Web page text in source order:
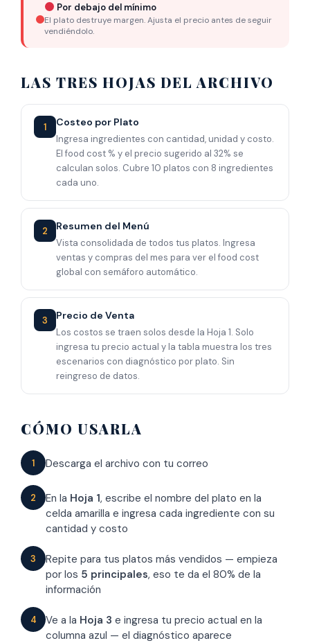
Por debajo del mínimo
El plato destruye margen. Ajusta el precio antes de seguir
vendiéndolo.
LAS TRES HOJAS DEL ARCHIVO
1 Costeo por Plato
Ingresa ingredientes con cantidad, unidad y costo.
El food cost % y el precio sugerido al 32% se
calculan solos. Cubre 10 platos con 8 ingredientes
cada uno.
2 Resumen del Menú
Vista consolidada de todos tus platos. Ingresa
ventas y compras del mes para ver el food cost
global con semáforo automático.
3 Precio de Venta
Los costos se traen solos desde la Hoja 1. Solo
ingresa tu precio actual y la tabla muestra los tres
escenarios con diagnóstico por plato. Sin
reingreso de datos.
CÓMO USARLA
1 Descarga el archivo con tu correo
2 En la Hoja 1, escribe el nombre del plato en la
celda amarilla e ingresa cada ingrediente con su
cantidad y costo
3
Repite para tus platos más vendidos — empieza
por los 5 principales, eso te da el 80% de la
información
4 Ve a la Hoja 3 e ingresa tu precio actual en la
columna azul — el diagnóstico aparece